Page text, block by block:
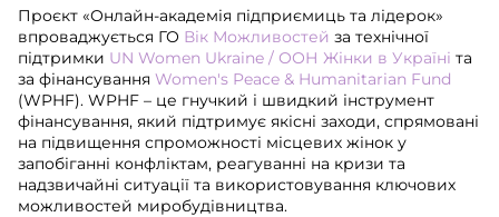
Проєкт «Онлайн-академія підприємиць та лідерок»
впроваджується ГО Вік Можливостей за технічної
підтримки UN Women Ukraine / ООН Жінки в Україні та
за фінансування Women's Peace & Humanitarian Fund
(WPHF). WPHF – це гнучкий і швидкий інструмент
фінансування, який підтримує якісні заходи, спрямовані
на підвищення спроможності місцевих жінок у
запобіганні конфліктам, реагуванні на кризи та
надзвичайні ситуації та використовування ключових
можливостей миробудівництва.